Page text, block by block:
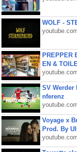
WOLF -
PREPPER
EN &
SV Werder
nferenz
Voyage x
Prod. By